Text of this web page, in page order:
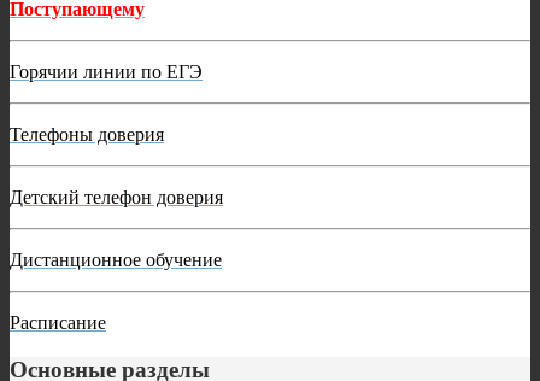
Поступающему
Горячии линии по ЕГЭ
Телефоны доверия
Детский телефон доверия
Дистанционное обучение
Расписание
Основные разделы